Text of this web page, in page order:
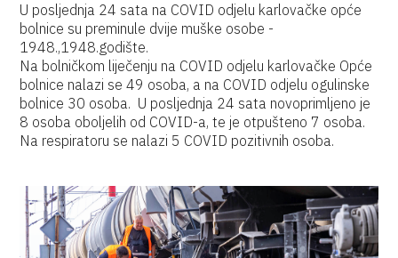
U posljednja 24 sata na COVID odjelu karlovačke opće
bolnice su preminule dvije muške osobe -
1948.,1948.godište.
Na bolničkom liječenju na COVID odjelu karlovačke Opće
bolnice nalazi se 49 osoba, a na COVID odjelu ogulinske
bolnice 30 osoba. U posljednja 24 sata novoprimljeno je
8 osoba oboljelih od COVID-a, te je otpušteno 7 osoba.
Na respiratoru se nalazi 5 COVID pozitivnih osoba.